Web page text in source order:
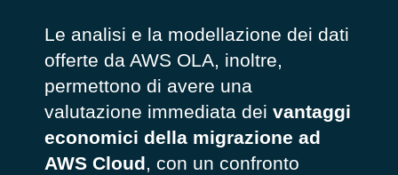
Le analisi e la modellazione dei dati
offerte da AWS OLA, inoltre,
permettono di avere una
valutazione immediata dei vantaggi
economici della migrazione ad
AWS Cloud, con un confronto